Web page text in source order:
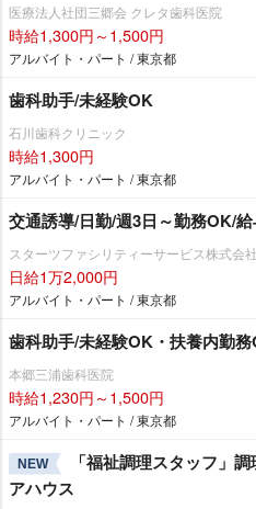
医療法人社団三郷会 クレタ歯科医院
時給1,300円～1,500円
アルバイト・パート / 東京都
歯科助手/未経験OK
石川歯科クリニック
時給1,300円
アルバイト・パート / 東京都
交通誘導/日勤/週3日～勤務OK/
スターツファシリティーサービス株式会社
日給1万2,000円
アルバイト・パート / 東京都
歯科助手/未経験OK・扶養内勤
本郷三浦歯科医院
時給1,230円～1,500円
アルバイト・パート / 東京都
NEW
「福祉調理スタッフ」
アハウス